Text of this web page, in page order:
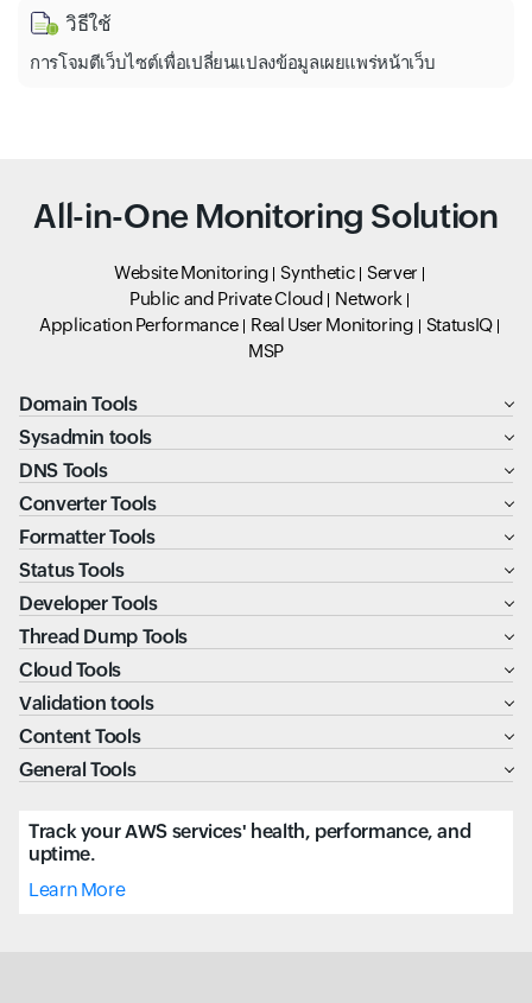
วิธีใช้
การโจมตีเว็บไซต์เพื่อเปลี่ยนแปลงข้อมูลเผยแพร่หน้าเว็บ
All-in-One Monitoring Solution
Website Monitoring Synthetic
Server
Public and Private Cloud
Network
Application Performance
Real User Monitoring
StatusIQ
MSP
Domain Tools
Sysadmin tools
DNS Tools
Converter Tools
Formatter Tools
Status Tools
Developer Tools
Thread Dump Tools
Cloud Tools
Validation tools
Content Tools
General Tools
Track your AWS services' health, performance, and
uptime.
Learn More